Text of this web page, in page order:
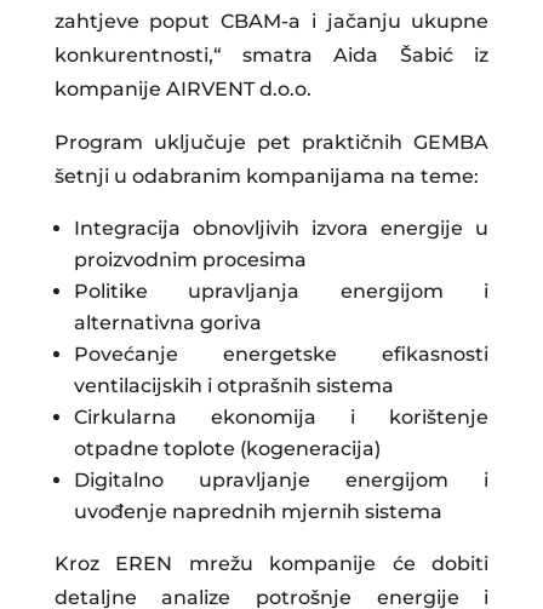
zahtjeve poput CBAM-a i jačanju ukupne
konkurentnosti,“ smatra Aida Šabić iz
kompanije AIRVENT d.o.o.
Program uključuje pet praktičnih GEMBA
šetnji u odabranim kompanijama na teme:
Integracija obnovljivih izvora energije u
proizvodnim procesima
Politike upravljanja energijom i
alternativna goriva
Povećanje energetske efikasnosti
ventilacijskih i otprašnih sistema
Cirkularna ekonomija i korištenje
otpadne toplote (kogeneracija)
Digitalno upravljanje energijom i
uvođenje naprednih mjernih sistema
Kroz EREN mrežu kompanije će dobiti
detaljne analize potrošnje energije i